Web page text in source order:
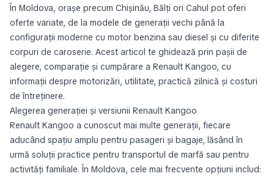
În Moldova, orașe precum Chișinău, Bălți ori Cahul pot oferi
oferte variate, de la modele de generații vechi până la
configurații moderne cu motor benzina sau diesel și cu diferite
corpuri de caroserie. Acest articol te ghidează prin pașii de
alegere, comparație și cumpărare a Renault Kangoo, cu
informații despre motorizări, utilitate, practică zilnică și costuri
de întreținere.
Alegerea generației și versiunii Renault Kangoo
Renault Kangoo a cunoscut mai multe generații, fiecare
aducând spațiu amplu pentru pasageri și bagaje, lăsând în
urmă soluții practice pentru transportul de marfă sau pentru
activități familiale. În Moldova, cele mai frecvente opțiuni includ: